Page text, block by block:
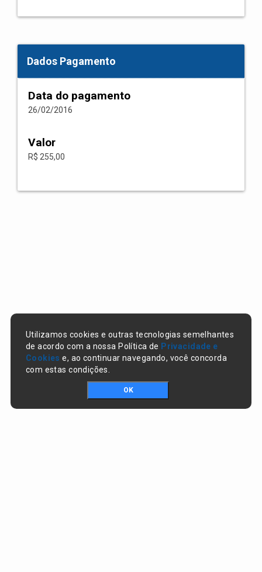
Dados Pagamento
Data do pagamento
26/02/2016
Valor
R$ 255,00
Utilizamos cookies e outras tecnologias semelhantes
de acordo com a nossa Política de Privacidade e
Cookies e, ao continuar navegando, você concorda
com estas condições.
OK